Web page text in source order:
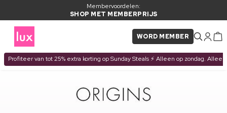
Membervoordelen:
SHOP MET MEMBERPRIJS
WORD MEMBER
Profiteer van tot 25% extra korting op Sunday Steals ⚡ Alleen op zondag.